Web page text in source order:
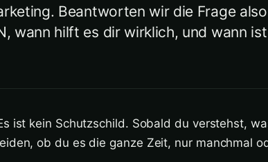
Beantworten wir die Frage also
wann hilft es dir wirklich, und wann
ist kein Schutzschild. Sobald du verstehst,
ob du es die ganze Zeit, nur manchmal